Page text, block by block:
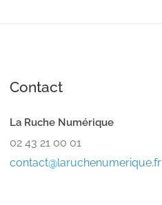
Contact
La Ruche Numérique
02 43 21 00 01
contact@laruchenumerique.fr